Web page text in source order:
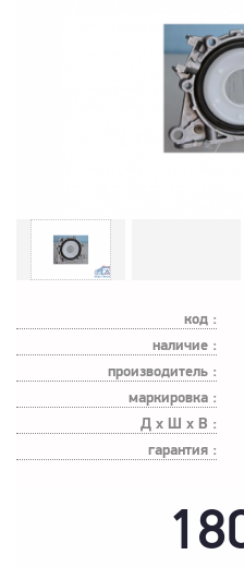
код :
наличие :
производитель :
маркировка :
Д х Ш х В :
гарантия :